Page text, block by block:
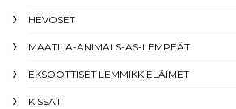
HEVOSET
MAATILA-ANIMALS-AS-LEMPEÄT
EKSOOTTISET LEMMIKKIELÄIMET
KISSAT